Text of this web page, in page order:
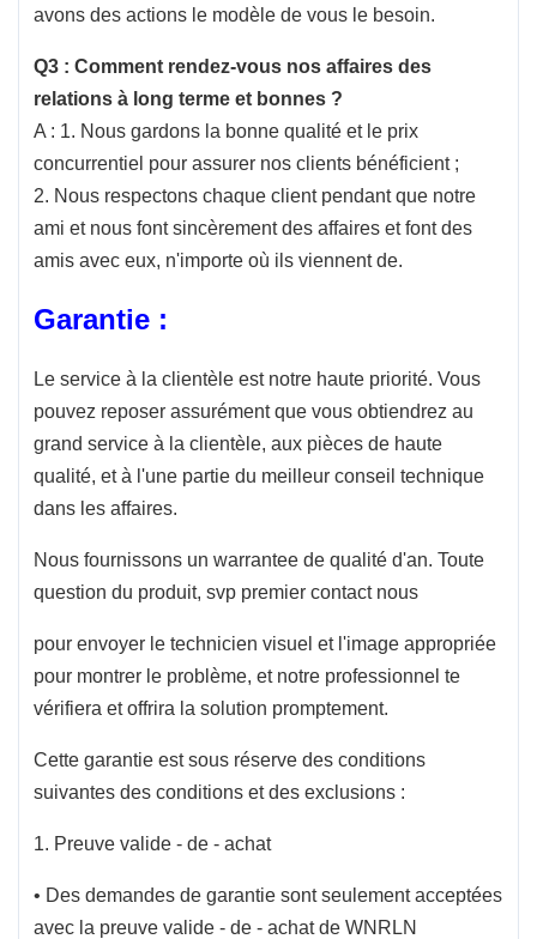
avons des actions le modèle de vous le besoin.
Q3 : Comment rendez-vous nos affaires des
relations à long terme et bonnes ?
A : 1. Nous gardons la bonne qualité et le prix
concurrentiel pour assurer nos clients bénéficient ;
2. Nous respectons chaque client pendant que notre
ami et nous font sincèrement des affaires et font des
amis avec eux, n'importe où ils viennent de.
Garantie :
Le service à la clientèle est notre haute priorité. Vous
pouvez reposer assurément que vous obtiendrez au
grand service à la clientèle, aux pièces de haute
qualité, et à l'une partie du meilleur conseil technique
dans les affaires.
Nous fournissons un warrantee de qualité d'an. Toute
question du produit, svp premier contact nous
pour envoyer le technicien visuel et l'image appropriée
pour montrer le problème, et notre professionnel te
vérifiera et offrira la solution promptement.
Cette garantie est sous réserve des conditions
suivantes des conditions et des exclusions :
1. Preuve valide - de - achat
• Des demandes de garantie sont seulement acceptées
avec la preuve valide - de - achat de WNRLN